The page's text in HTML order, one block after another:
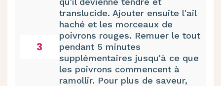
3
translucide. Ajouter ensuite l'ail
haché et les morceaux de
poivrons rouges. Remuer le tout
pendant 5 minutes
supplémentaires jusqu'à ce que
les poivrons commencent à
ramollir. Pour plus de saveur,